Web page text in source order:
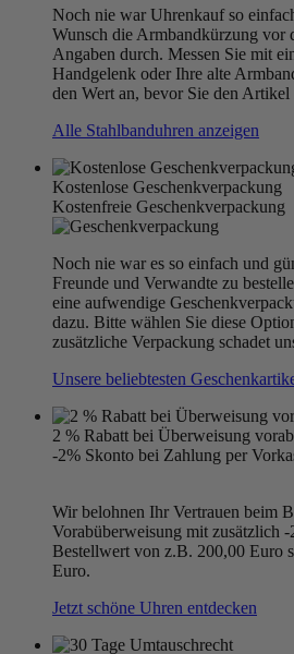
Noch nie war Uhrenkauf so
Wunsch die Armbandkürzung vor
Angaben durch. Messen Sie mit
Handgelenk oder Ihre alte
den Wert an, bevor Sie den
Alle Stahlbanduhren anzeigen
Kostenlose Geschenkverpackung
Kostenfreie Geschenkverpackung
Noch nie war es so einfach und
Freunde und Verwandte zu
eine aufwendige
dazu. Bitte wählen Sie diese
zusätzliche Verpackung schadet
Unsere beliebtesten
2 % Rabatt bei Überweisung vorab
-2% Skonto bei Zahlung per
Wir belohnen Ihr Vertrauen beim
Vorabüberweisung mit zusätzlich
Bestellwert von z.B. 200,00 Euro
Euro.
Jetzt schöne Uhren entdecken